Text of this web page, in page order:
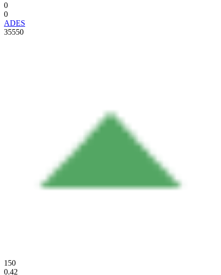
0
0
ADES
35550
150
0.42